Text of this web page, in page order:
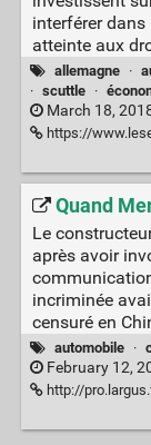
interférer
atteinte aux
allemagne ·
· scuttle ·
March 18,
https://www.lesechos.fr/
Quand
Le
après avoir
incriminée
censuré en
automobile ·
February 12,
http://pro.largus.fr/